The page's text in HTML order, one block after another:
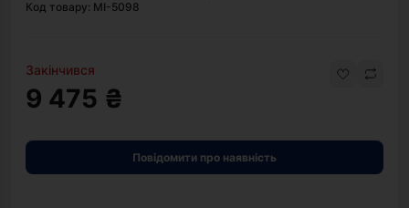
Код товару: MI-5098
Закінчився
9 475 ₴
Повідомити про наявність